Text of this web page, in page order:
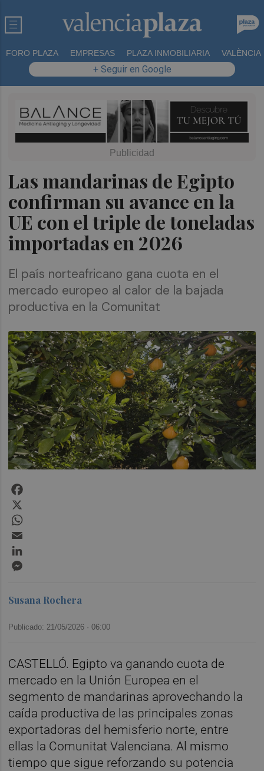
FORO PLAZA EMPRESAS PLAZA INMOBILIARIA VALÈNCIA
+ Seguir en Google
Las mandarinas de Egipto
confirman su avance en la
UE con el triple de toneladas
importadas en 2026
El país norteafricano gana cuota en el
mercado europeo al calor de la bajada
productiva en la Comunitat
Susana Rochera
Publicado: 21/05/2026 ·06:00
CASTELLÓ. Egipto va ganando cuota de
mercado en la Unión Europea en el
segmento de mandarinas aprovechando la
caída productiva de las principales zonas
exportadoras del hemisferio norte, entre
ellas la Comunitat Valenciana. Al mismo
tiempo que sigue reforzando su potencia